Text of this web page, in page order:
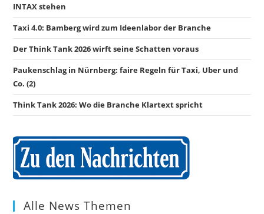
INTAX stehen
Taxi 4.0: Bamberg wird zum Ideenlabor der Branche
Der Think Tank 2026 wirft seine Schatten voraus
Paukenschlag in Nürnberg: faire Regeln für Taxi, Uber und
Co. (2)
Think Tank 2026: Wo die Branche Klartext spricht
Alle News Themen